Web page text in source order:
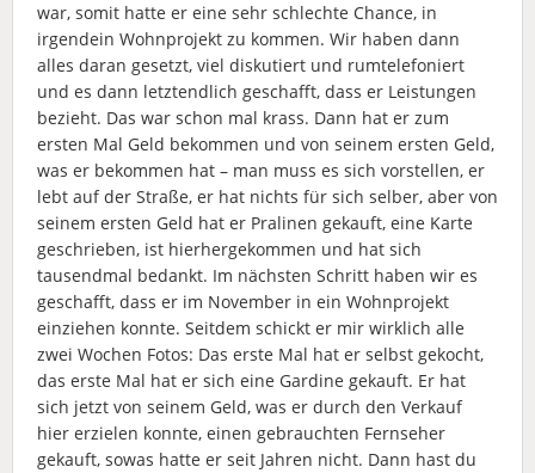
war, somit hatte er eine sehr schlechte Chance, in
irgendein Wohnprojekt zu kommen. Wir haben dann
alles daran gesetzt, viel diskutiert und rumtelefoniert
und es dann letztendlich geschafft, dass er Leistungen
bezieht. Das war schon mal krass. Dann hat er zum
ersten Mal Geld bekommen und von seinem ersten Geld,
was er bekommen hat – man muss es sich vorstellen, er
lebt auf der Straße, er hat nichts für sich selber, aber von
seinem ersten Geld hat er Pralinen gekauft, eine Karte
geschrieben, ist hierhergekommen und hat sich
tausendmal bedankt. Im nächsten Schritt haben wir es
geschafft, dass er im November in ein Wohnprojekt
einziehen konnte. Seitdem schickt er mir wirklich alle
zwei Wochen Fotos: Das erste Mal hat er selbst gekocht,
das erste Mal hat er sich eine Gardine gekauft. Er hat
sich jetzt von seinem Geld, was er durch den Verkauf
hier erzielen konnte, einen gebrauchten Fernseher
gekauft, sowas hatte er seit Jahren nicht. Dann hast du